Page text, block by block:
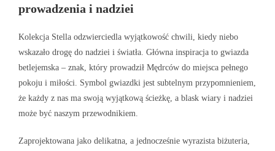
prowadzenia i nadziei
Kolekcja Stella odzwierciedla wyjątkowość chwili, kiedy niebo
wskazało drogę do nadziei i światła. Główna inspiracja to gwiazda
betlejemska – znak, który prowadził Mędrców do miejsca pełnego
pokoju i miłości. Symbol gwiazdki jest subtelnym przypomnieniem,
że każdy z nas ma swoją wyjątkową ścieżkę, a blask wiary i nadziei
może być naszym przewodnikiem.
Zaprojektowana jako delikatna, a jednocześnie wyrazista biżuteria,